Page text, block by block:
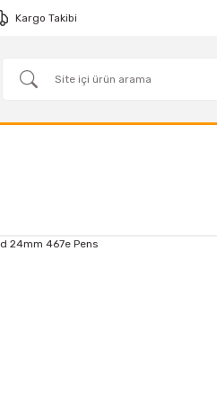
Kargo Takibi